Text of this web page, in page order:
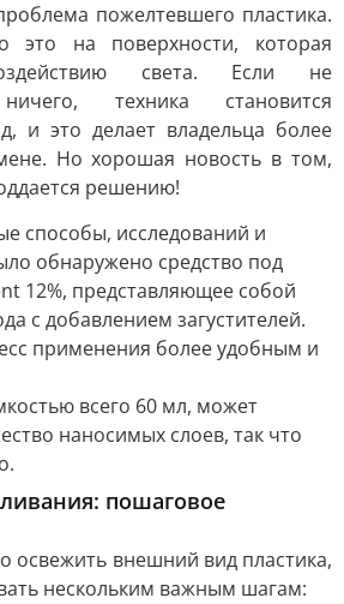
пожелтевшего пластика.
это на поверхности, которая
света. Если не
техника становится
и это делает владельца более
Но хорошая новость в том,
решению!
способы, исследований и
обнаружено средство под
12%, представляющее собой
с добавлением загустителей.
применения более удобным и
всего 60 мл, может
наносимых слоев, так что
пошаговое
освежить внешний вид пластика,
нескольким важным шагам: